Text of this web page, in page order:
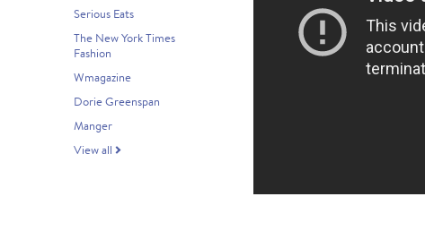
Serious Eats
The New York Times
Fashion
Wmagazine
Dorie Greenspan
Manger
View all